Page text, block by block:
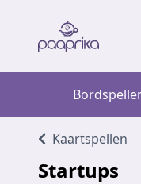
Kaartspellen
Startups